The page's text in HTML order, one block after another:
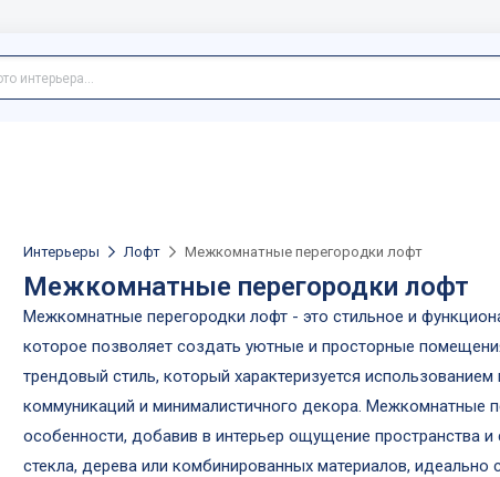
Интерьеры Лофт Межкомнатные перегородки лофт
Межкомнатные перегородки лофт
Межкомнатные перегородки лофт - это стильное и
которое позволяет создать уютные и просторные
трендовый стиль, который характеризуется
коммуникаций и минималистичного декора. Межкомнатные
особенности, добавив в интерьер ощущение пространства
стекла, дерева или комбинированных материалов, идеально